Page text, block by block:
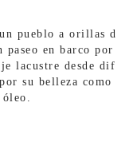
pueblo a orillas d
en barco por
lacustre desde dif
su belleza como